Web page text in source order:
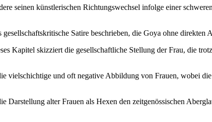
seinen künstlerischen Richtungswechsel infolge einer
gesellschaftskritische Satire beschrieben, die Goya ohne
Kapitel skizziert die gesellschaftliche Stellung der Frau, die
vielschichtige und oft negative Abbildung von Frauen, wobei
Darstellung alter Frauen als Hexen den zeitgenössischen